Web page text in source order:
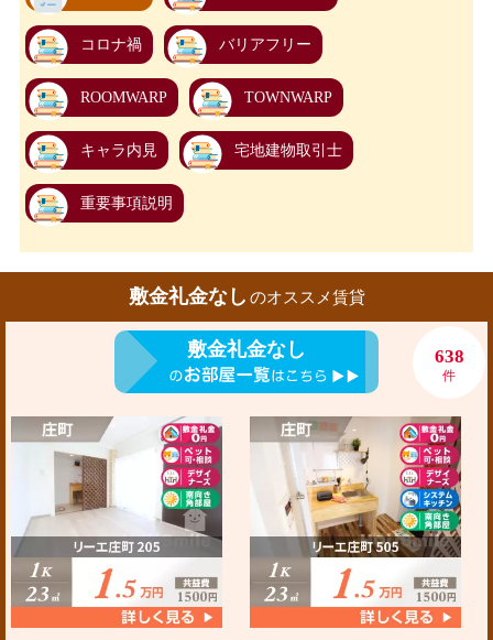
コロナ禍 バリアフリー
ROOMWARP TOWNWARP
キャラ内見 宅地建物取引士
重要事項説明
敷金礼金なし のオススメ賃貸
敷金礼金なし 638
件